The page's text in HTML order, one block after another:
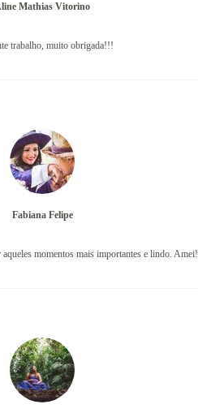
trabalho, muito obrigada!!!
Mathias Vitorino
momentos mais importantes e lindo. Amei!
Fabiana Felipe